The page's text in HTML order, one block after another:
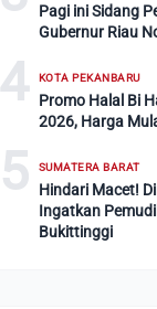
Pagi ini Sidang
Gubernur Riau
4 KOTA PEKANBARU
Promo Halal Bi
2026, Harga
5 SUMATERA BARAT
Hindari Macet!
Ingatkan
Bukittinggi